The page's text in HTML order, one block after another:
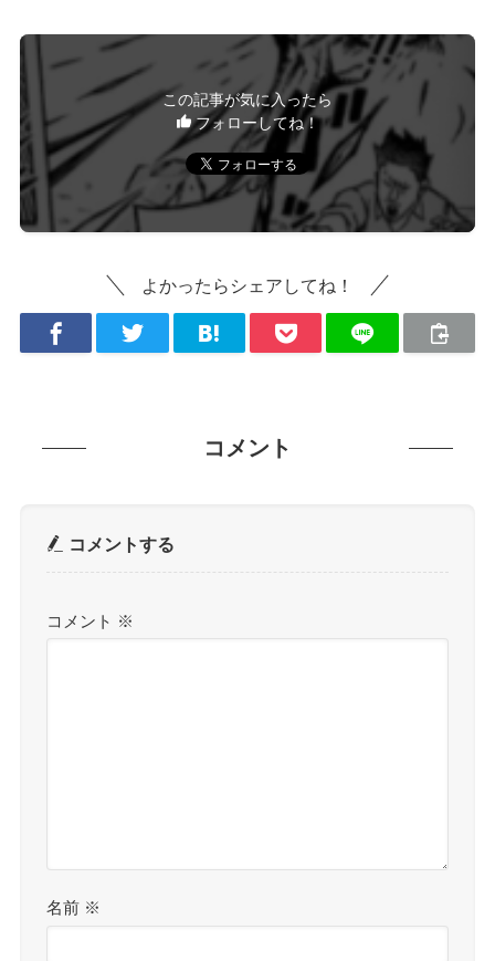
この記事が気に入ったら
フォローしてね！
よかったらシェアしてね！
コメント
コメントする
コメント ※
名前 ※